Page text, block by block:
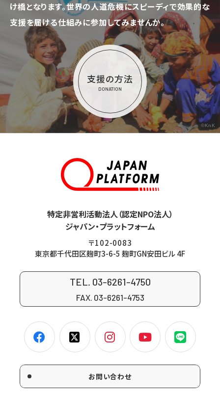
け橋となります。世界の人道危機にスピーディで効果的な
支援を届ける仕組みに参加してみませんか。
支援の方法
DONATION
©KnK
特定非営利活動法人（認定NPO法人）
ジャパン・プラットフォーム
〒102-0083
東京都千代田区麹町3-6-5 麹町GN安田ビル 4F
TEL. 03-6261-4750
FAX. 03-6261-4753
お問い合わせ